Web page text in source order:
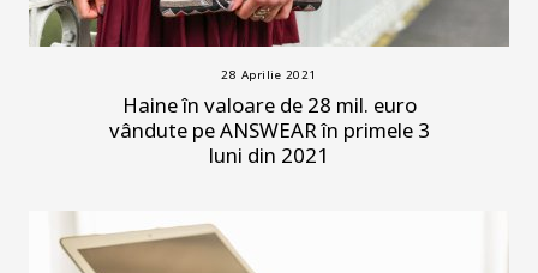
28 Aprilie 2021
Haine în valoare de 28 mil. euro
vândute pe ANSWEAR în primele 3
luni din 2021